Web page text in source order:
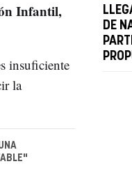
Infantil,
insuficiente
la
DE